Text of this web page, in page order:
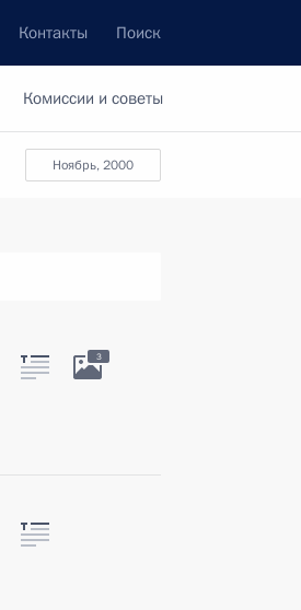
Контакты Поиск
Комиссии и советы
ноябрь, 2000
3